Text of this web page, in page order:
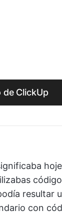
de ClickUp
resultar
con